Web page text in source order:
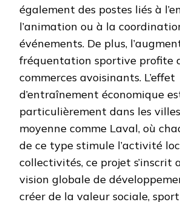
également des postes liés à
l’animation ou à la
événements. De plus,
fréquentation sportive profite
commerces avoisinants. L’effet
d’entraînement économique
particulièrement dans les
moyenne comme Laval, où
de ce type stimule l’activité
collectivités, ce projet s’inscrit
vision globale de
créer de la valeur sociale,